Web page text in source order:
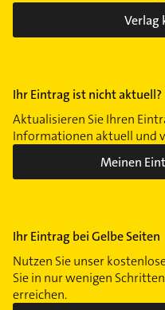
Verlag
Ihr Eintrag ist nicht aktuell?
Aktualisieren Sie Ihren
Informationen aktuell und
Meinen
Ihr Eintrag bei Gelbe Seiten
Nutzen Sie unser
Sie in nur wenigen
erreichen.